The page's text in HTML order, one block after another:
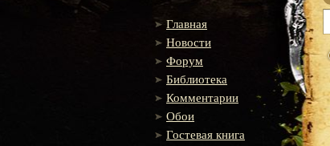
Главная
Новости
Форум
Библиотека
Комментарии
Обои
Гостевая книга